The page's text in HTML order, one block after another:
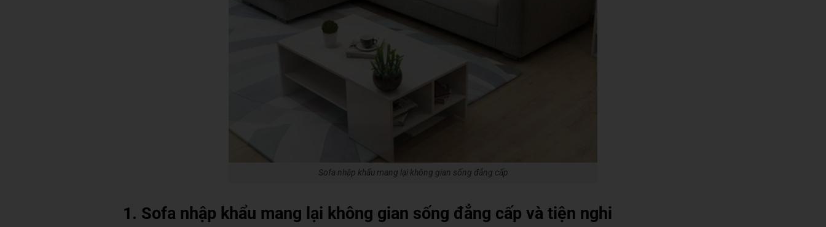
Sofa nhập khẩu mang lại không gian sống đẳng cấp
1. Sofa nhập khẩu mang lại không gian sống đẳng cấp và tiện nghi